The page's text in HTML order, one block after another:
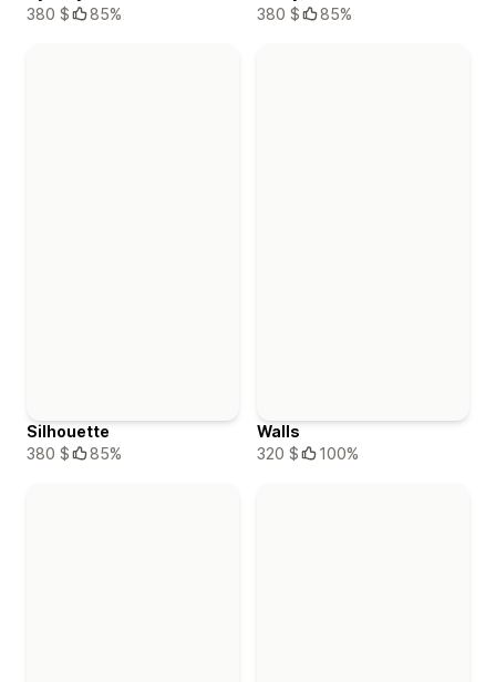
380 $
85%
380 $
85%
Silhouette
380 $
85%
Walls
320 $
100%